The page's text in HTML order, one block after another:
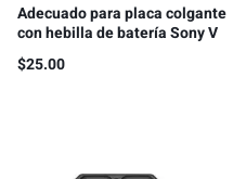
Adecuado para placa colgante
con hebilla de batería Sony V
con clip de garra de cangrejo
$25.00